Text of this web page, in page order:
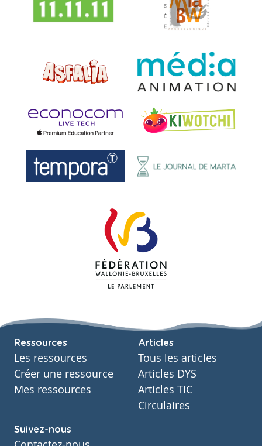
Ressources
Les ressources
Créer une ressource
Mes ressources
Articles
Tous les articles
Articles DYS
Articles TIC
Circulaires
Suivez-nous